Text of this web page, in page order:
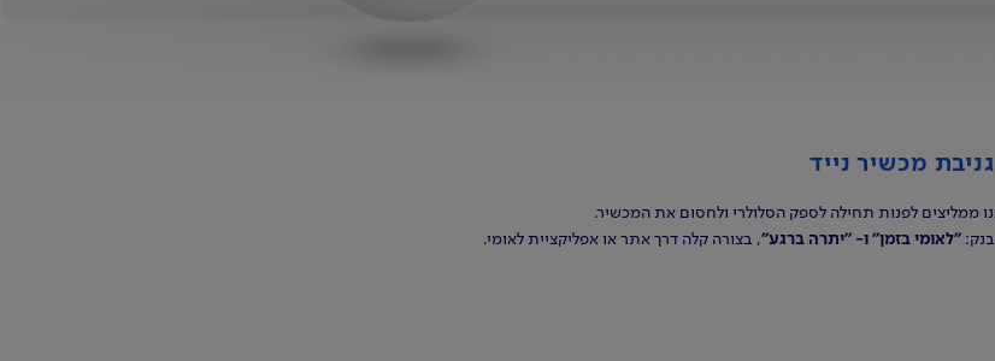
מכשיר נייד
ממליצים לפנות תחילה לספק הסלולרי ולחסום את המכשיר.
"לאומי בזמן" ו- "יתרה ברגע", בצורה קלה דרך אתר או אפליקציית לאומי.